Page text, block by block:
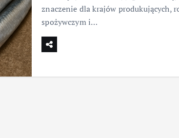
znaczenie dla krajów produkujących,
spożywczym i…